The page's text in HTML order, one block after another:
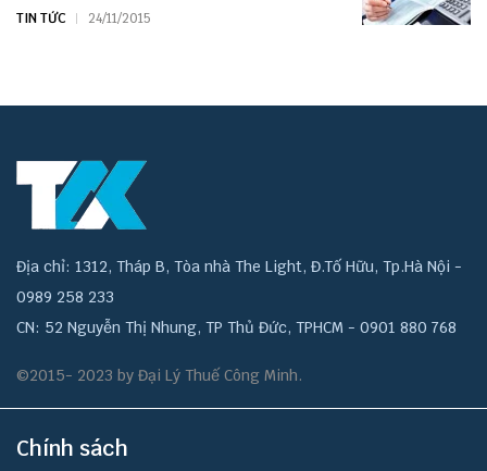
TIN TỨC 24/11/2015
Địa chỉ: 1312, Tháp B, Tòa nhà The Light, Đ.Tố Hữu, Tp.Hà Nội -
0989 258 233
CN: 52 Nguyễn Thị Nhung, TP Thủ Đức, TPHCM - 0901 880 768
©2015- 2023 by Đại Lý Thuế Công Minh.
Chính sách